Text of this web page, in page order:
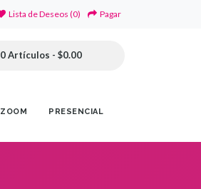
Lista de Deseos (0) Pagar
0 Artículos - $0.00
ZOOM PRESENCIAL